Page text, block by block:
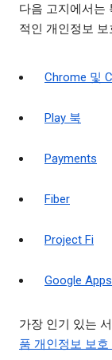
다음 고지에서는
적인 개인정보
Chrome 및
Play 북
Payments
Fiber
Project Fi
Google
가장 인기 있는
품 개인정보 보호